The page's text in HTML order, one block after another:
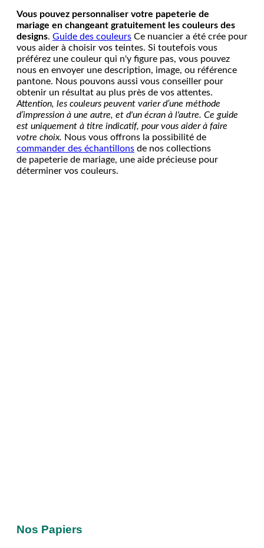
Vous pouvez personnaliser votre papeterie de
mariage en changeant gratuitement les couleurs des
designs. Guide des couleurs Ce nuancier a été crée pour
vous aider à choisir vos teintes. Si toutefois vous
préférez une couleur qui n'y figure pas, vous pouvez
nous en envoyer une description, image, ou référence
pantone. Nous pouvons aussi vous conseiller pour
obtenir un résultat au plus près de vos attentes.
Attention, les couleurs peuvent varier d’une méthode
d’impression à une autre, et d'un écran à l'autre. Ce guide
est uniquement à titre indicatif, pour vous aider à faire
votre choix. Nous vous offrons la possibilité de
commander des échantillons de nos collections
de papeterie de mariage, une aide précieuse pour
déterminer vos couleurs.
Nos Papiers